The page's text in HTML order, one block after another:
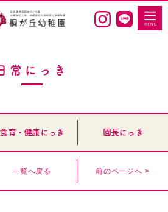
常にっき
食育・健康にっき 園長にっき
一覧へ戻る 前のページへ >